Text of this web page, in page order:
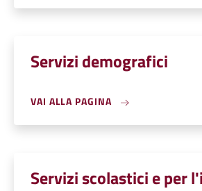
Servizi demografici
VAI ALLA PAGINA
Servizi scolastici e per